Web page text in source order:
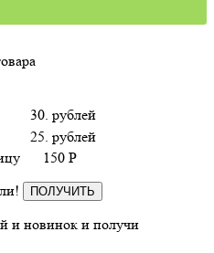
30. рублей
25. рублей
150 P
ПОЛУЧИТЬ
и новинок и получи